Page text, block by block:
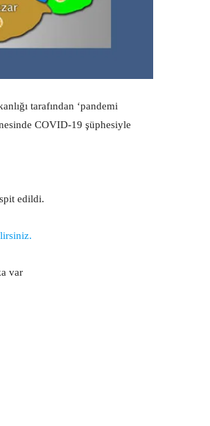
tarafından ‘pandemi
COVID-19 şüphesiyle
edildi.
var